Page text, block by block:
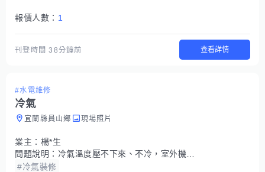
報價人數： 1
刊登時間38分鐘前 查看詳情
#水電維修
冷氣
宜蘭縣員山鄉 現場照片
業主： 楊*生
問題說明： 冷氣溫度壓不下來、不冷，室外機會時轉時不轉
#冷氣裝修